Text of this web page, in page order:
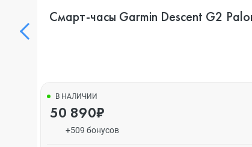
Смарт-часы Garmin Descent G2
В НАЛИЧИИ
50 890₽
+509 бонусов